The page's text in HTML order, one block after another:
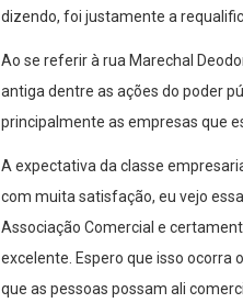
dizendo, foi justamente a
Ao se referir à rua Marechal
antiga dentre as ações do poder
principalmente as empresas que
A expectativa da classe
com muita satisfação, eu vejo
Associação Comercial e
excelente. Espero que isso ocorra
que as pessoas possam ali